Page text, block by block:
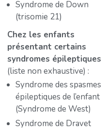
Syndrome de Down
(trisomie 21)
Chez les enfants
présentant certains
syndromes épileptiques
(liste non exhaustive) :
Syndrome des spasmes
épileptiques de l’enfant
(Syndrome de West)
Syndrome de Dravet